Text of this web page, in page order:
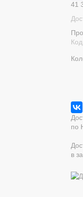
41
по
в